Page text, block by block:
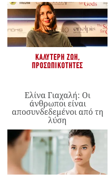
ΚΑΛΎΤΕΡΗ ΖΩΉ,
ΠΡΟΣΩΠΙΚΌΤΗΤΕΣ
Ελίνα Γιαχαλή: Οι
άνθρωποι είναι
αποσυνδεδεμένοι από τη
λύση